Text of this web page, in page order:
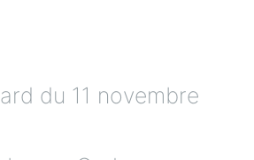
du 11 novembre